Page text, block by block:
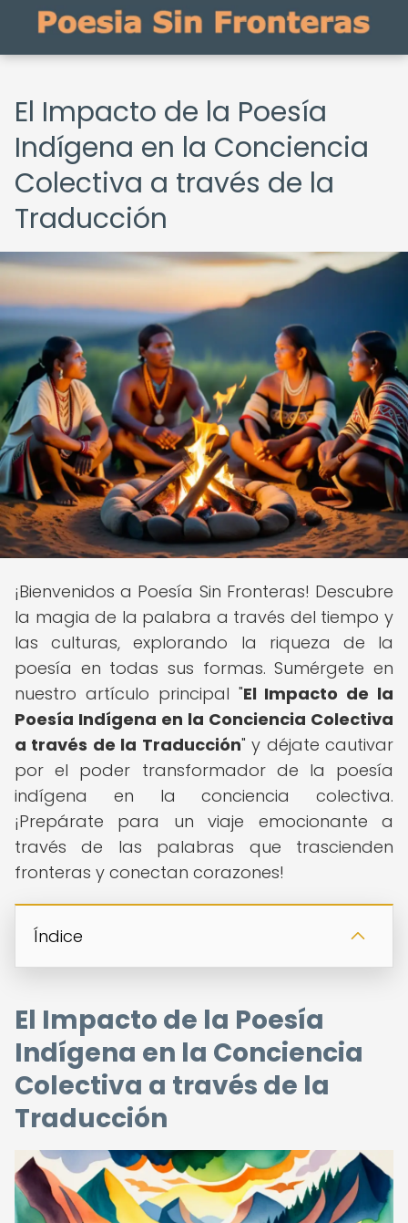
El Impacto de la Poesía
Indígena en la Conciencia
Colectiva a través de la
Traducción
¡Bienvenidos a Poesía Sin Fronteras! Descubre
la magia de la palabra a través del tiempo y
las culturas, explorando la riqueza de la
poesía en todas sus formas. Sumérgete en
nuestro artículo principal "El Impacto de la
Poesía Indígena en la Conciencia Colectiva
a través de la Traducción" y déjate cautivar
por el poder transformador de la poesía
indígena en la conciencia colectiva.
¡Prepárate para un viaje emocionante a
través de las palabras que trascienden
fronteras y conectan corazones!
Índice
El Impacto de la Poesía
Indígena en la Conciencia
Colectiva a través de la
Traducción